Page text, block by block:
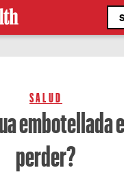
SALUD
embotellada
perder?